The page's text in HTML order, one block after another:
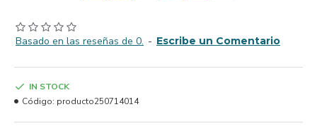
Basado en las reseñas de 0. - Escribe un Comentario
IN STOCK
Código: producto250714014